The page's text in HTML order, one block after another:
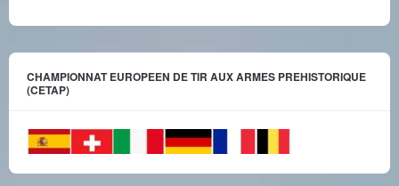
CHAMPIONNAT EUROPEEN DE TIR AUX ARMES PREHISTORIQUE
(CETAP)